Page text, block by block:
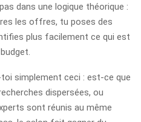
dans une logique théorique :
les offres, tu poses des
plus facilement ce qui est
simplement ceci : est-ce que
dispersées, ou
sont réunis au même